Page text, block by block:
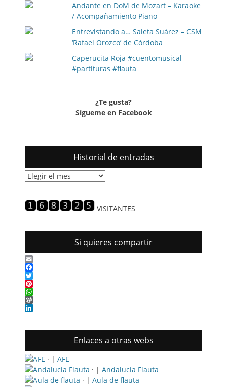
Andante en DoM de Mozart – Karaoke
/ Acompañamiento Piano
Entrevistando a… Saleta Suárez – CSM
‘Rafael Orozco’ de Córdoba
Caperucita Roja #cuentomusical
#partituras #flauta
¿Te gusta?
Sígueme en Facebook
Historial de entradas
Historial
VISITANTES
Si quieres compartir
Email
Facebook
Twitter
Pinterest
WhatsApp
WordPress
Enlaces a otras webs
· | AFE
· | Andalucia Flauta
· | Aula de flauta